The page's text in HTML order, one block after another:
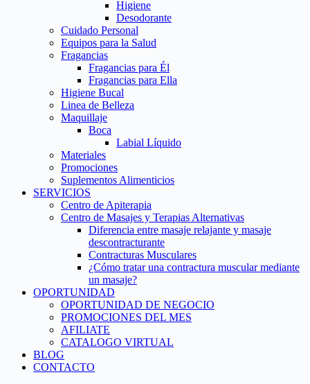
Higiene
Desodorante
Cuidado Personal
Equipos para la Salud
Fragancias
Fragancias para Él
Fragancias para Ella
Higiene Bucal
Linea de Belleza
Maquillaje
Boca
Labial Líquido
Materiales
Promociones
Suplementos Alimenticios
SERVICIOS
Centro de Apiterapia
Centro de Masajes y Terapias Alternativas
Diferencia entre masaje relajante y masaje
descontracturante
Contracturas Musculares
¿Cómo tratar una contractura muscular mediante
un masaje?
OPORTUNIDAD
OPORTUNIDAD DE NEGOCIO
PROMOCIONES DEL MES
AFILIATE
CATALOGO VIRTUAL
BLOG
CONTACTO